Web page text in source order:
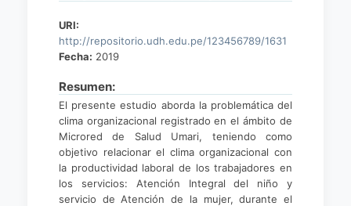
URI:
http://repositorio.udh.edu.pe/123456789/1631
Fecha: 2019
Resumen:
El presente estudio aborda la problemática del
clima organizacional registrado en el ámbito de
Microred de Salud Umari, teniendo como
objetivo relacionar el clima organizacional con
la productividad laboral de los trabajadores en
los servicios: Atención Integral del niño y
servicio de Atención de la mujer, durante el